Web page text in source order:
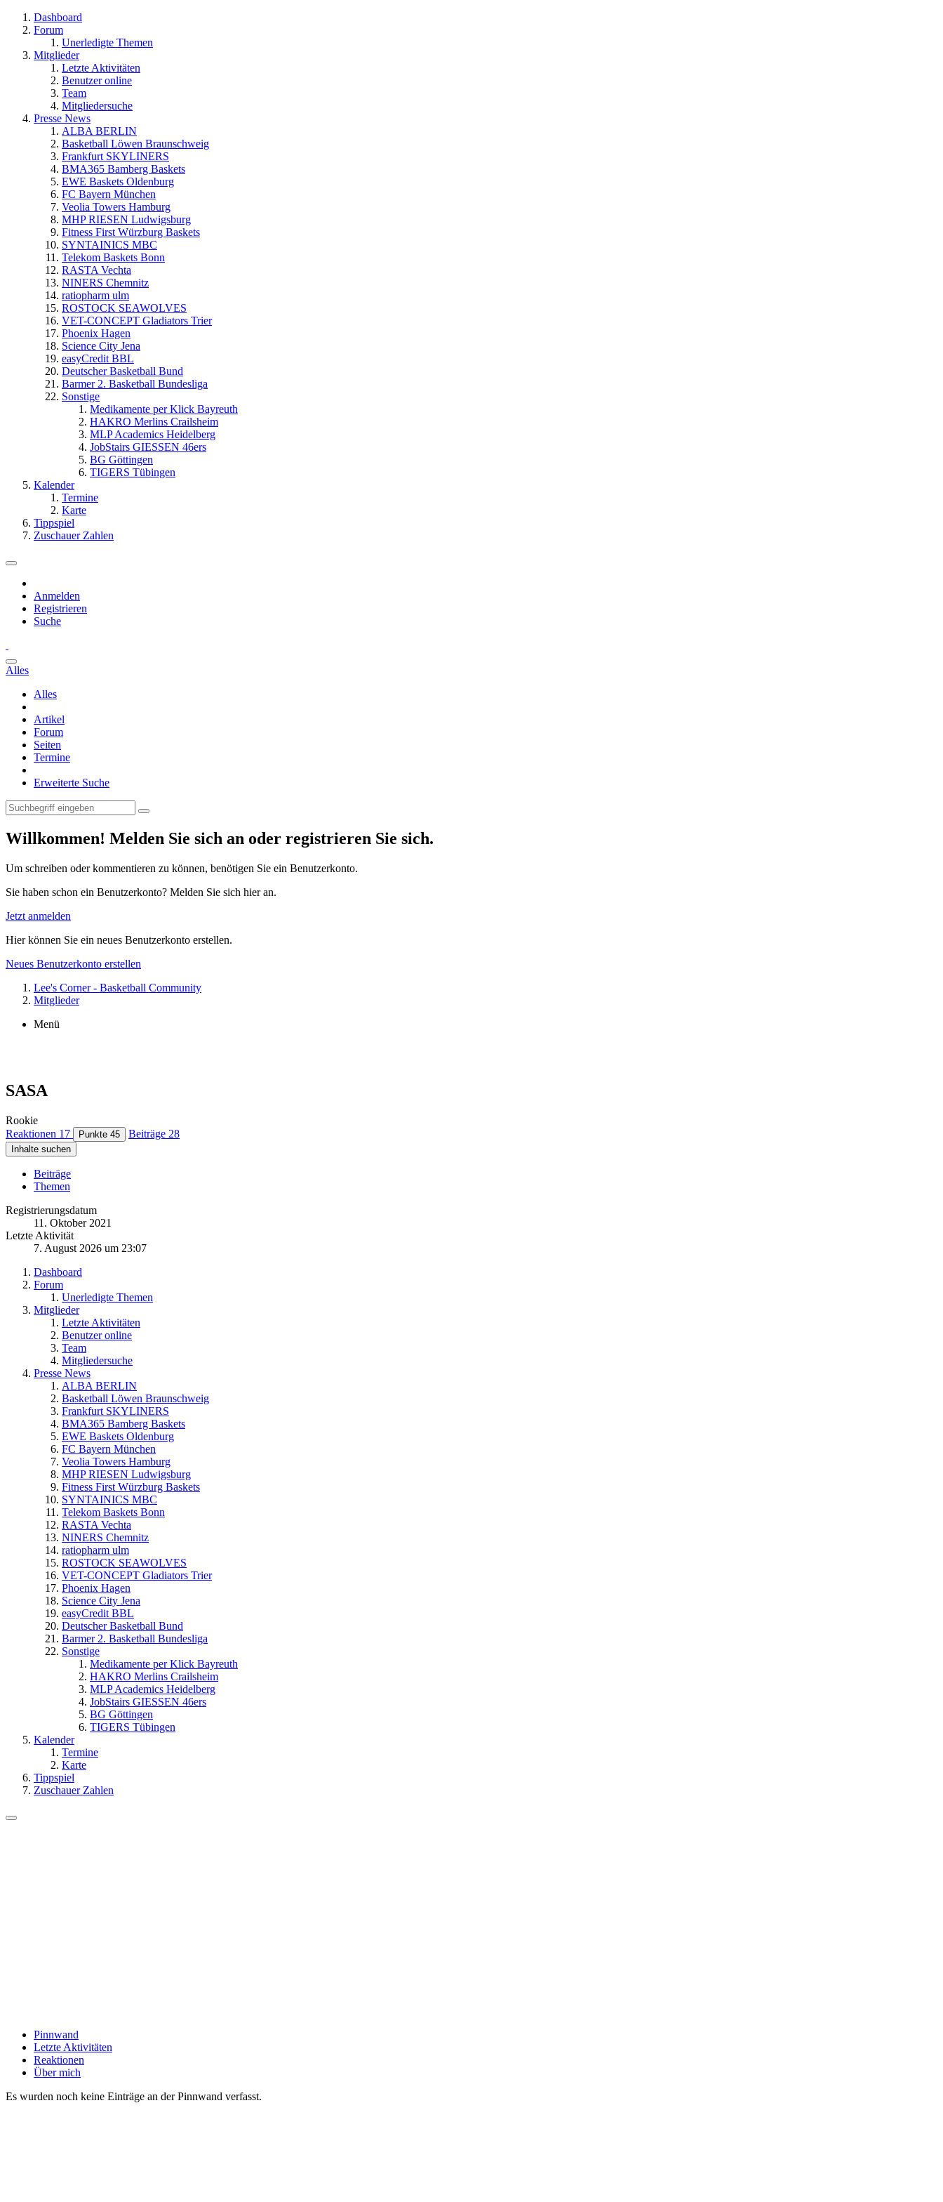
Dashboard
Forum
Unerledigte Themen
Mitglieder
Letzte Aktivitäten
Benutzer online
Team
Mitgliedersuche
Presse News
ALBA BERLIN
Basketball Löwen Braunschweig
Frankfurt SKYLINERS
BMA365 Bamberg Baskets
EWE Baskets Oldenburg
FC Bayern München
Veolia Towers Hamburg
MHP RIESEN Ludwigsburg
Fitness First Würzburg Baskets
SYNTAINICS MBC
Telekom Baskets Bonn
RASTA Vechta
NINERS Chemnitz
ratiopharm ulm
ROSTOCK SEAWOLVES
VET-CONCEPT Gladiators Trier
Phoenix Hagen
Science City Jena
easyCredit BBL
Deutscher Basketball Bund
Barmer 2. Basketball Bundesliga
Sonstige
Medikamente per Klick Bayreuth
HAKRO Merlins Crailsheim
MLP Academics Heidelberg
JobStairs GIESSEN 46ers
BG Göttingen
TIGERS Tübingen
Kalender
Termine
Karte
Tippspiel
Zuschauer Zahlen
Anmelden
Registrieren
Suche
Alles
Alles
Artikel
Forum
Seiten
Termine
Erweiterte Suche
Willkommen! Melden Sie sich an oder registrieren Sie sich.
Um schreiben oder kommentieren zu können, benötigen Sie ein Benutzerkonto.
Sie haben schon ein Benutzerkonto? Melden Sie sich hier an.
Jetzt anmelden
Hier können Sie ein neues Benutzerkonto erstellen.
Neues Benutzerkonto erstellen
Lee's Corner - Basketball Community
Mitglieder
Menü
SASA
Rookie
Reaktionen 17 Punkte 45 Beiträge 28
Inhalte suchen
Beiträge
Themen
Registrierungsdatum
11. Oktober 2021
Letzte Aktivität
7. August 2026 um 23:07
Dashboard
Forum
Unerledigte Themen
Mitglieder
Letzte Aktivitäten
Benutzer online
Team
Mitgliedersuche
Presse News
ALBA BERLIN
Basketball Löwen Braunschweig
Frankfurt SKYLINERS
BMA365 Bamberg Baskets
EWE Baskets Oldenburg
FC Bayern München
Veolia Towers Hamburg
MHP RIESEN Ludwigsburg
Fitness First Würzburg Baskets
SYNTAINICS MBC
Telekom Baskets Bonn
RASTA Vechta
NINERS Chemnitz
ratiopharm ulm
ROSTOCK SEAWOLVES
VET-CONCEPT Gladiators Trier
Phoenix Hagen
Science City Jena
easyCredit BBL
Deutscher Basketball Bund
Barmer 2. Basketball Bundesliga
Sonstige
Medikamente per Klick Bayreuth
HAKRO Merlins Crailsheim
MLP Academics Heidelberg
JobStairs GIESSEN 46ers
BG Göttingen
TIGERS Tübingen
Kalender
Termine
Karte
Tippspiel
Zuschauer Zahlen
Pinnwand
Letzte Aktivitäten
Reaktionen
Über mich
Es wurden noch keine Einträge an der Pinnwand verfasst.